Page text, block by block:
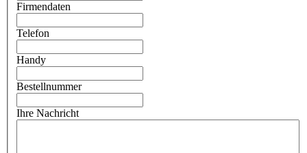
Firmendaten
Telefon
Handy
Bestellnummer
Ihre Nachricht